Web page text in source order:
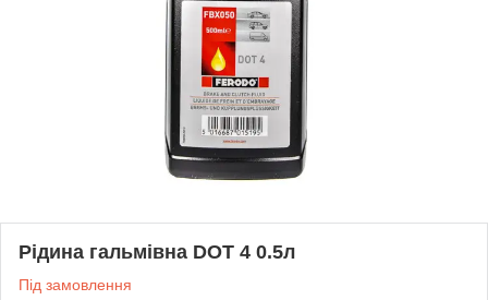
Рідина гальмівна DOT 4 0.5л
Під замовлення